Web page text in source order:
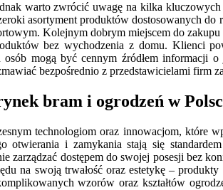
warto zwrócić uwagę na kilka
asortyment produktów dostosowanych
Kolejnym dobrym miejscem do
bez wychodzenia z domu. Klienci
mogą być cennym źródłem informacji
bezpośrednio z przedstawicielami firm
bram i ogrodzeń w
technologiom oraz innowacjom, które
otwierania i zamykania stają się
dostępem do swojej posesji bez
na swoją trwałość oraz estetykę –
wzorów oraz kształtów